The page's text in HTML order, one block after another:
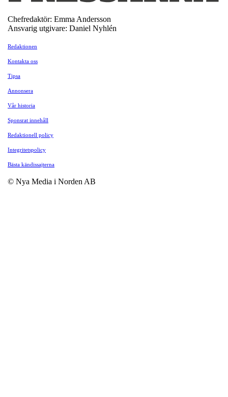
Chefredaktör: Emma Andersson
Ansvarig utgivare: Daniel Nyhlén
Redaktionen
Kontakta oss
Tipsa
Annonsera
Vår historia
Sponsrat innehåll
Redaktionell policy
Integritetspolicy
Bästa kändissajterna
© Nya Media i Norden AB